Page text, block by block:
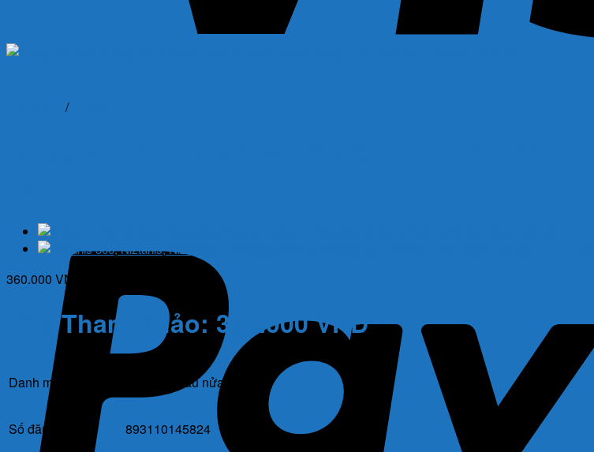
/
360.000 VND
Giá Tham Khảo: 360.000 VNĐ
Danh mục Thuốc trị đau nửa đầu
Số đăng ký
893110145824